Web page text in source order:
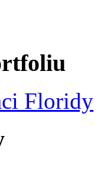
Floridy